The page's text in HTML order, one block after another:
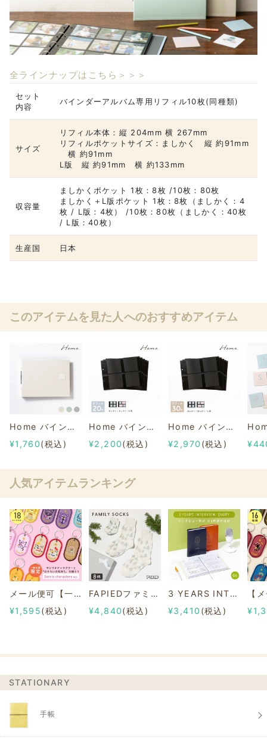
全ラインナップはこちら＞＞＞
セット
内容
バインダーアルバム専用リフィル10枚(同種類)
サイズ
リフィル本体：縦 204mm 横 267mm
リフィルポケットサイズ：ましかく 縦 約91mm
横 約91mm
L版 縦 約91mm 横 約133mm
収容量
ましかくポケット 1枚：8枚 /10枚：80枚
ましかく＋L版ポケット 1枚：8枚（ましかく：4
枚 / L版：4枚） /10枚：80枚（ましかく：40枚
/ L版：40枚）
生産国 日本
このアイテムを見た人へのおすすめアイテム
Home バインダーアルバム バインダー＜M＞
¥1,760(税込)
Home バインダーアルバム＜M＞リフィル まとめ買いセット(20枚)
¥2,200(税込)
Home バインダーアルバム＜M＞リフィル まとめ買いセット(30枚)
¥2,970 (税込)
人気アイテムランキング
メール便可【一部店舗限定】2/8b PAIR KEY RING Sanrio characters ver.
¥1,595(税込)
FAPIEDファミリーソックスセット 総柄
¥4,840(税込)
3 YEARS INTERVIEW DIARY
¥3,410 (税込)
STATIONARY
手帳